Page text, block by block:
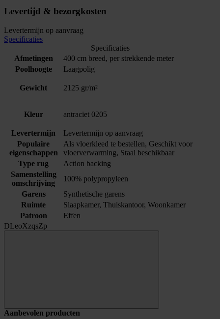
Levertijd & bezorgkosten
Levertermijn op aanvraag
Specificaties
Specificaties
Afmetingen
400 cm breed, per strekkende meter
Poolhoogte
Laagpolig
Gewicht 2125 gr/m²
Kleur antraciet 0205
Levertermijn
Levertermijn op aanvraag
Populaire
eigenschappen
Als vloerkleed te bestellen, Geschikt voor
vloerverwarming, Staal beschikbaar
Type rug
Action backing
Samenstelling
omschrijving
100% polypropyleen
Garens
Synthetische garens
Ruimte
Slaapkamer, Thuiskantoor, Woonkamer
Patroon
Effen
DLeoXzqsZp
Aanbevolen producten